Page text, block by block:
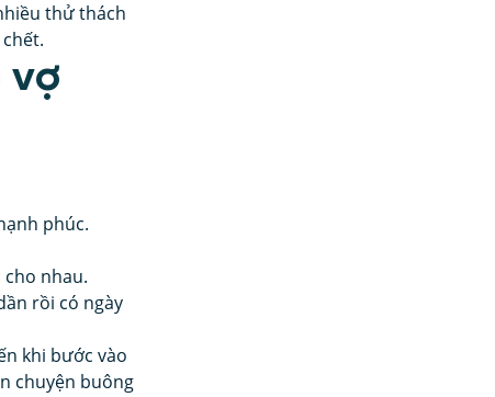
thử thách
vợ
phúc.
nhau.
rồi có ngày
khi bước vào
chuyện buông